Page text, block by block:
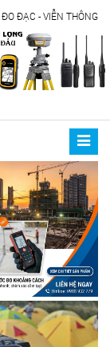
ĐO ĐẠC - VIỄN THÔNG
Toggle